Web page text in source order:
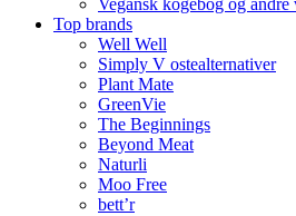
Top brands
Well Well
Simply V ostealternativer
Plant Mate
GreenVie
The Beginnings
Beyond Meat
Naturli
Moo Free
bett’r